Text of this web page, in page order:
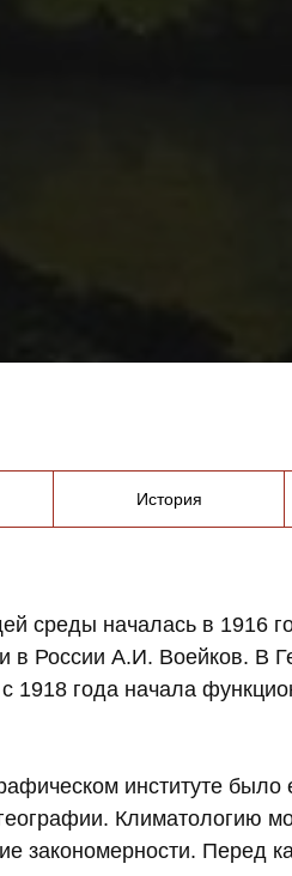
История
среды началась в 1916
в России А.И. Воейков. В
года начала
институте было
Климатологию
закономерности. Перед